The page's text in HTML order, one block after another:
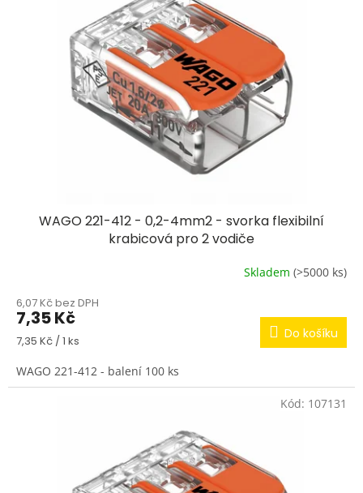
WAGO 221-412 - 0,2-4mm2 - svorka flexibilní
krabicová pro 2 vodiče
Skladem (>5000 ks)
6,07 Kč bez DPH
7,35 Kč
Měrná
7,35 Kč / 1 ks Do košíku
WAGO 221-412 - balení 100 ks
Kód: 107131